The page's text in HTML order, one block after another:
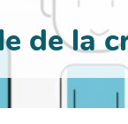
de la